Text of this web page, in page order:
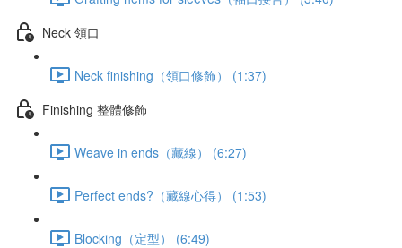
Neck 領口
Neck finishing（領口修飾） (1:37)
Finishing 整體修飾
Weave in ends（藏線） (6:27)
Perfect ends?（藏線心得） (1:53)
Blocking（定型） (6:49)